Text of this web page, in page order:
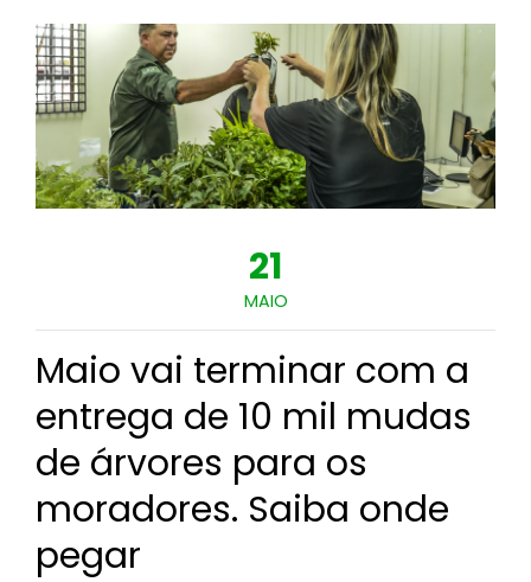
21
MAIO
Maio vai terminar com a
entrega de 10 mil mudas
de árvores para os
moradores. Saiba onde
pegar